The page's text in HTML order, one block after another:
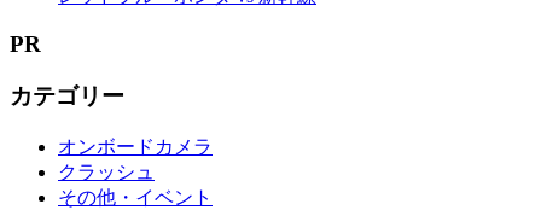
PR
カテゴリー
オンボードカメラ
クラッシュ
その他・イベント